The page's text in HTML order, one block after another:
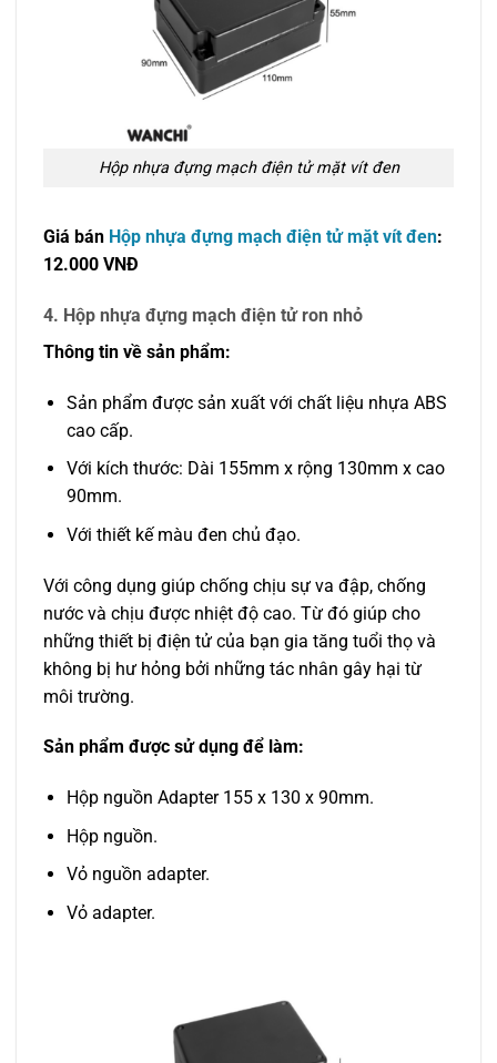
Hộp nhựa đựng mạch điện tử mặt vít đen
Giá bán Hộp nhựa đựng mạch điện tử mặt vít đen:
12.000 VNĐ
4. Hộp nhựa đựng mạch điện tử ron nhỏ
Thông tin về sản phẩm:
Sản phẩm được sản xuất với chất liệu nhựa ABS
cao cấp.
Với kích thước: Dài 155mm x rộng 130mm x cao
90mm.
Với thiết kế màu đen chủ đạo.
Với công dụng giúp chống chịu sự va đập, chống
nước và chịu được nhiệt độ cao. Từ đó giúp cho
những thiết bị điện tử của bạn gia tăng tuổi thọ và
không bị hư hỏng bởi những tác nhân gây hại từ
môi trường.
Sản phẩm được sử dụng để làm:
Hộp nguồn Adapter 155 x 130 x 90mm.
Hộp nguồn.
Vỏ nguồn adapter.
Vỏ adapter.